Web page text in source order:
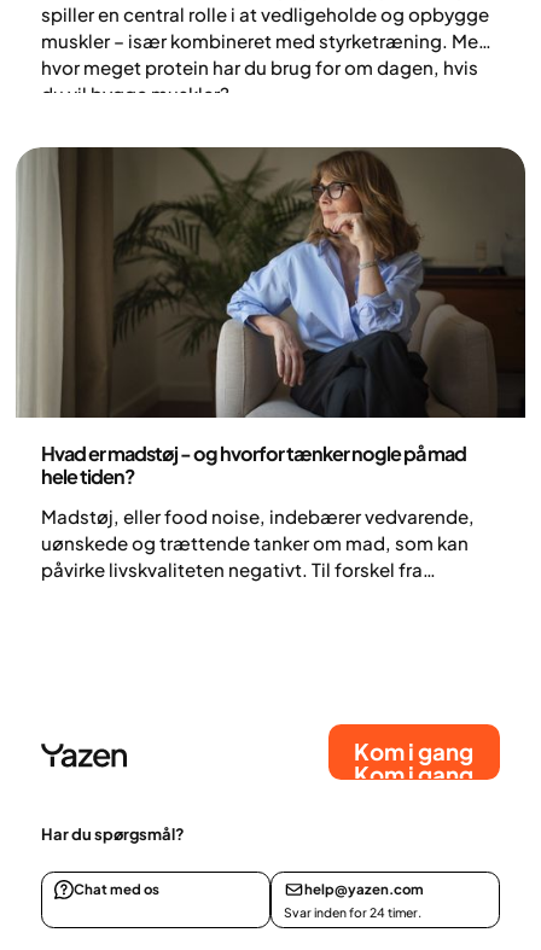
spiller en central rolle i at vedligeholde og opbygge
muskler – især kombineret med styrketræning. Men
hvor meget protein har du brug for om dagen, hvis
du vil bygge muskler?
Hvad er madstøj - og hvorfor tænker nogle på mad
hele tiden?
Madstøj, eller food noise, indebærer vedvarende,
uønskede og trættende tanker om mad, som kan
påvirke livskvaliteten negativt. Til forskel fra
Kom i gang
Kom i gang
Har du spørgsmål?
Chat med os help@yazen.com
Svar inden for 24 timer.